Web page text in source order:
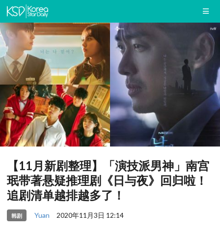
【11月新剧整理】「演技派男神」南宫
珉带著悬疑推理剧《日与夜》回归啦！
追剧清单越排越多了！
韩剧 Yuan 2020年11月3日 12:14